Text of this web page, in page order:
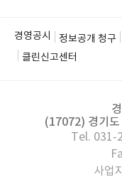
경영공시 정보공개 청구
클린신고센터
(17072) 경기도
Tel. 031-
사업